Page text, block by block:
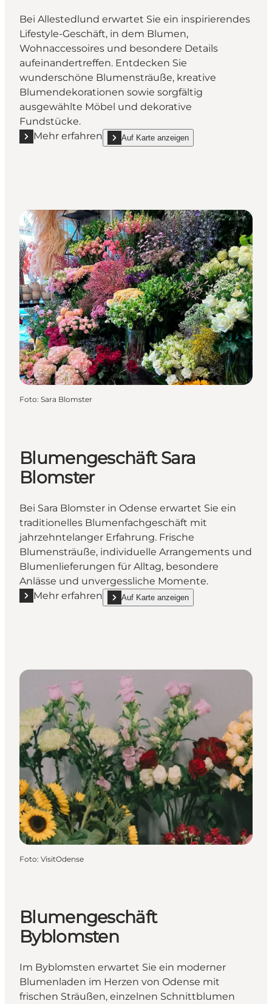
Bei Allestedlund erwartet Sie ein inspirierendes
Lifestyle-Geschäft, in dem Blumen,
Wohnaccessoires und besondere Details
aufeinandertreffen. Entdecken Sie
wunderschöne Blumensträuße, kreative
Blumendekorationen sowie sorgfältig
ausgewählte Möbel und dekorative
Fundstücke.
Mehr erfahren
Mehr erfahren "Wohn- und Lifestyleladen
Auf Karte anzeigen
show Wohn- und Lifestyleladen Allestedlund
Foto: Sara Blomster
Blumengeschäft Sara
Blomster
Bei Sara Blomster in Odense erwartet Sie ein
traditionelles Blumenfachgeschäft mit
jahrzehntelanger Erfahrung. Frische
Blumensträuße, individuelle Arrangements und
Blumenlieferungen für Alltag, besondere
Anlässe und unvergessliche Momente.
Mehr erfahren
Mehr erfahren "Blumengeschäft Sara Blomster"
Auf Karte anzeigen
show Blumengeschäft Sara Blomster on_map
Foto: VisitOdense
Blumengeschäft
Byblomsten
Im Byblomsten erwartet Sie ein moderner
Blumenladen im Herzen von Odense mit
frischen Sträußen, einzelnen Schnittblumen